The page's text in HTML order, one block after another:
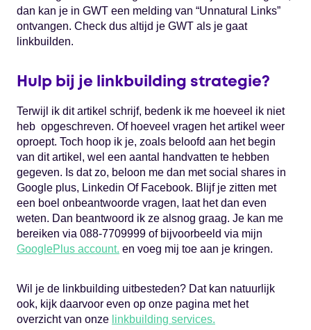
dan kan je in GWT een melding van “Unnatural Links”
ontvangen. Check dus altijd je GWT als je gaat
linkbuilden.
Hulp bij je linkbuilding strategie?
Terwijl ik dit artikel schrijf, bedenk ik me hoeveel ik niet
heb opgeschreven. Of hoeveel vragen het artikel weer
oproept. Toch hoop ik je, zoals beloofd aan het begin
van dit artikel, wel een aantal handvatten te hebben
gegeven. Is dat zo, beloon me dan met social shares in
Google plus, Linkedin Of Facebook. Blijf je zitten met
een boel onbeantwoorde vragen, laat het dan even
weten. Dan beantwoord ik ze alsnog graag. Je kan me
bereiken via 088-7709999 of bijvoorbeeld via mijn
GooglePlus account. en voeg mij toe aan je kringen.
Wil je de linkbuilding uitbesteden? Dat kan natuurlijk
ook, kijk daarvoor even op onze pagina met het
overzicht van onze linkbuilding services.